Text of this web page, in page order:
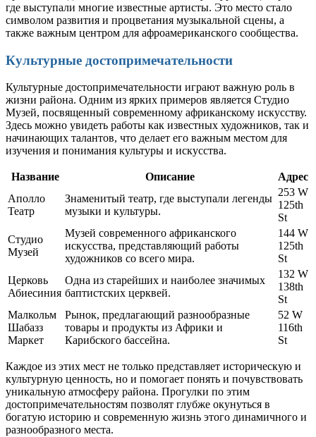
где выступали многие известные артисты. Это место стало
символом развития и процветания музыкальной сцены, а
также важным центром для афроамериканского сообщества.
Культурные достопримечательности
Культурные достопримечательности играют важную роль в
жизни района. Одним из ярких примеров является Студио
Музей, посвященный современному африканскому искусству.
Здесь можно увидеть работы как известных художников, так и
начинающих талантов, что делает его важным местом для
изучения и понимания культуры и искусства.
Название Описание
Адрес
Аполло
Театр
Знаменитый театр, где выступали легенды
музыки и культуры.
253 W
125th
St
Студио
Музей
Музей современного африканского
искусства, представляющий работы
художников со всего мира.
144 W
125th
St
Церковь
Абиесиния
Одна из старейших и наиболее значимых
баптистских церквей.
132 W
138th
St
Малкольм
Шабазз
Маркет
Рынок, предлагающий разнообразные
товары и продукты из Африки и
Карибского бассейна.
52 W
116th
St
Каждое из этих мест не только представляет историческую и
культурную ценность, но и помогает понять и почувствовать
уникальную атмосферу района. Прогулки по этим
достопримечательностям позволят глубже окунуться в
богатую историю и современную жизнь этого динамичного и
разнообразного места.